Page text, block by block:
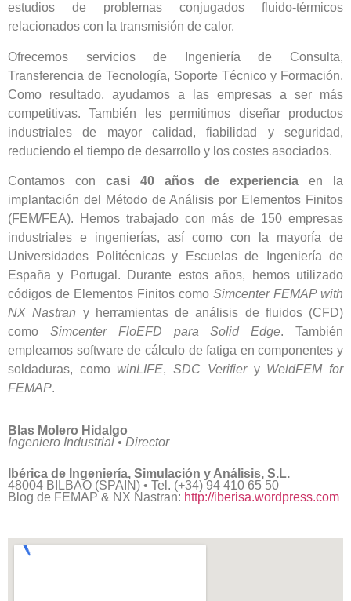
estudios de problemas conjugados fluido-térmicos
relacionados con la transmisión de calor.
Ofrecemos servicios de Ingeniería de Consulta,
Transferencia de Tecnología, Soporte Técnico y Formación.
Como resultado, ayudamos a las empresas a ser más
competitivas. También les permitimos diseñar productos
industriales de mayor calidad, fiabilidad y seguridad,
reduciendo el tiempo de desarrollo y los costes asociados.
Contamos con casi 40 años de experiencia en la
implantación del Método de Análisis por Elementos Finitos
(FEM/FEA). Hemos trabajado con más de 150 empresas
industriales e ingenierías, así como con la mayoría de
Universidades Politécnicas y Escuelas de Ingeniería de
España y Portugal. Durante estos años, hemos utilizado
códigos de Elementos Finitos como Simcenter FEMAP with
NX Nastran y herramientas de análisis de fluidos (CFD)
como Simcenter FloEFD para Solid Edge. También
empleamos software de cálculo de fatiga en componentes y
soldaduras, como winLIFE,SDC Verifiery WeldFEM for
FEMAP.
Blas Molero Hidalgo
Ingeniero Industrial • Director
Ibérica de Ingeniería, Simulación y Análisis, S.L.
48004 BILBAO (SPAIN) • Tel. (+34) 94 410 65 50
Blog de FEMAP & NX Nastran: http://iberisa.wordpress.com